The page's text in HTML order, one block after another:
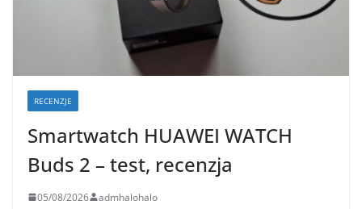
RECENZJE
Smartwatch HUAWEI WATCH
Buds 2 – test, recenzja
05/08/2026 admhalohalo